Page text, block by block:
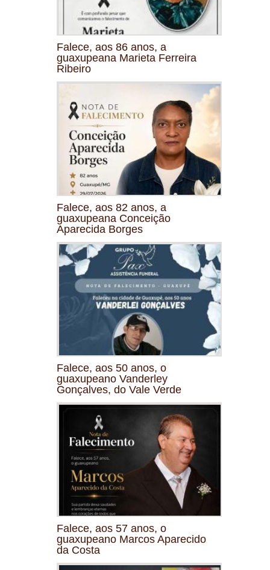
Falece, aos 86 anos, a
guaxupeana Marieta Ferreira
Ribeiro
Falece, aos 82 anos, a
guaxupeana Conceição
Aparecida Borges
Falece, aos 50 anos, o
guaxupeano Vanderley
Gonçalves, do Vale Verde
Falece, aos 57 anos, o
guaxupeano Marcos Aparecido
da Costa